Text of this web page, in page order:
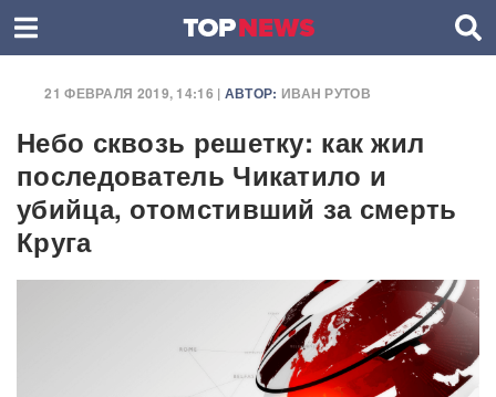
21 ФЕВРАЛЯ 2019, 14:16 | АВТОР: ИВАН РУТОВ
Небо сквозь решетку: как жил
последователь Чикатило и
убийца, отомстивший за смерть
Круга